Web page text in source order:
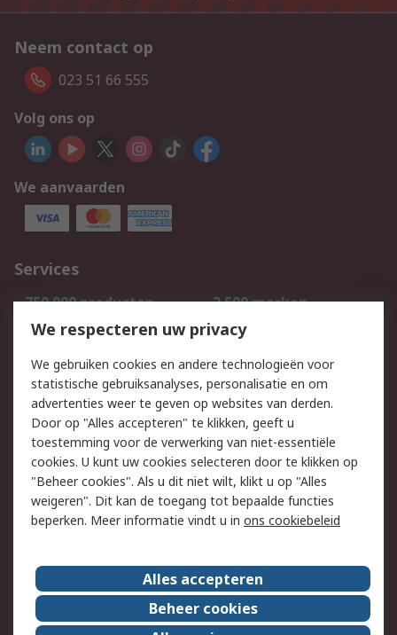
Neem contact op
023 51 66 555
Volg ons op
We aanvaarden
Services
750.000 producten
2.500 merken
Bestellen
Inkoopoplossingen
Track & Trace
Wettelijk
Cookiebeleid
Email veiligheid
Privacybeleid
Websitevoorwaarden
Algemene
verkoopvoorwaarden
Over RS
RS Group
Over ons
RS wereldwijd
Werken bij RS
We respecteren uw privacy
We gebruiken cookies en andere technologieën voor
statistische gebruiksanalyses, personalisatie en om
advertenties weer te geven op websites van derden.
Door op "Alles accepteren" te klikken, geeft u
toestemming voor de verwerking van niet-essentiële
cookies. U kunt uw cookies selecteren door te klikken op
"Beheer cookies". Als u dit niet wilt, klikt u op "Alles
weigeren". Dit kan de toegang tot bepaalde functies
beperken. Meer informatie vindt u in ons cookiebeleid
Alles accepteren
Beheer cookies